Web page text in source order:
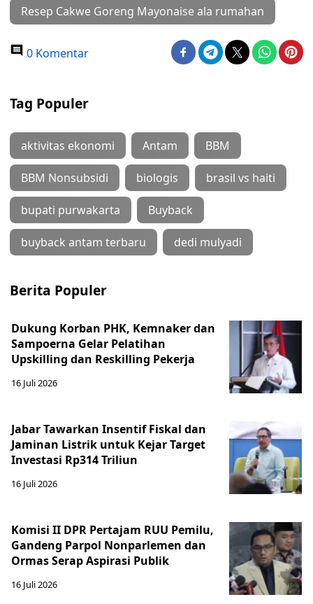
Resep Cakwe Goreng Mayonaise ala rumahan
0 Komentar
Tag Populer
aktivitas ekonomi Antam BBM
BBM Nonsubsidi biologis brasil vs haiti
bupati purwakarta Buyback
buyback antam terbaru dedi mulyadi
Berita Populer
Dukung Korban PHK, Kemnaker dan
Sampoerna Gelar Pelatihan
Upskilling dan Reskilling Pekerja
16 Juli 2026
Jabar Tawarkan Insentif Fiskal dan
Jaminan Listrik untuk Kejar Target
Investasi Rp314 Triliun
16 Juli 2026
Komisi II DPR Pertajam RUU Pemilu,
Gandeng Parpol Nonparlemen dan
Ormas Serap Aspirasi Publik
16 Juli 2026